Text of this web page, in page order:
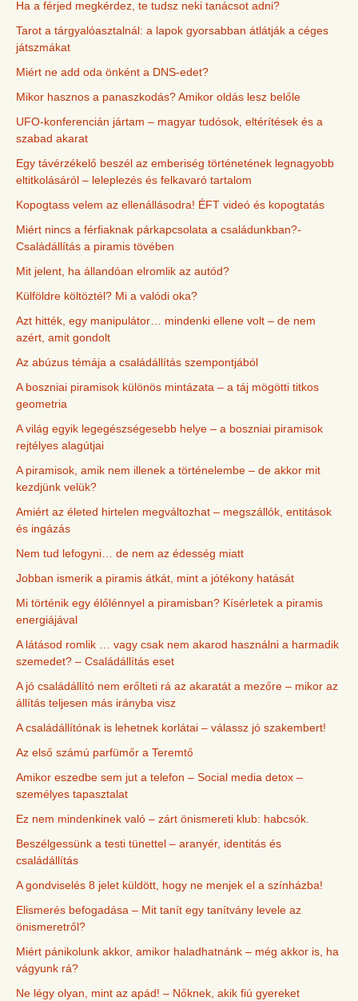
Ha a férjed megkérdez, te tudsz neki tanácsot adni?
Tarot a tárgyalóasztalnál: a lapok gyorsabban átlátják a céges
játszmákat
Miért ne add oda önként a DNS-edet?
Mikor hasznos a panaszkodás? Amikor oldás lesz belőle
UFO-konferencián jártam – magyar tudósok, eltérítések és a
szabad akarat
Egy távérzékelő beszél az emberiség történetének legnagyobb
eltitkolásáról – leleplezés és felkavaró tartalom
Kopogtass velem az ellenállásodra! ÉFT videó és kopogtatás
Miért nincs a férfiaknak párkapcsolata a családunkban?-
Családállítás a piramis tövében
Mit jelent, ha állandóan elromlik az autód?
Külföldre költöztél? Mi a valódi oka?
Azt hitték, egy manipulátor… mindenki ellene volt – de nem
azért, amit gondolt
Az abúzus témája a családállítás szempontjából
A boszniai piramisok különös mintázata – a táj mögötti titkos
geometria
A világ egyik legegészségesebb helye – a boszniai piramisok
rejtélyes alagútjai
A piramisok, amik nem illenek a történelembe – de akkor mit
kezdjünk velük?
Amiért az életed hirtelen megváltozhat – megszállók, entitások
és ingázás
Nem tud lefogyni… de nem az édesség miatt
Jobban ismerik a piramis átkát, mint a jótékony hatását
Mi történik egy élőlénnyel a piramisban? Kísérletek a piramis
energiájával
A látásod romlik … vagy csak nem akarod használni a harmadik
szemedet? – Családállítás eset
A jó családállító nem erőlteti rá az akaratát a mezőre – mikor az
állítás teljesen más irányba visz
A családállítónak is lehetnek korlátai – válassz jó szakembert!
Az első számú parfümőr a Teremtő
Amikor eszedbe sem jut a telefon – Social media detox –
személyes tapasztalat
Ez nem mindenkinek való – zárt önismereti klub: habcsók.
Beszélgessünk a testi tünettel – aranyér, identitás és
családállítás
A gondviselés 8 jelet küldött, hogy ne menjek el a színházba!
Elismerés befogadása – Mit tanít egy tanítvány levele az
önismeretről?
Miért pánikolunk akkor, amikor haladhatnánk – még akkor is, ha
vágyunk rá?
Ne légy olyan, mint az apád! – Nőknek, akik fiú gyereket